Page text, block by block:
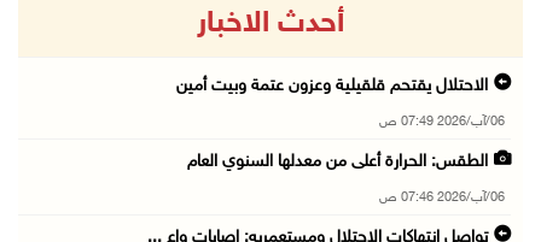
أحدث الاخبار
الاحتلال يقتحم قلقيلية وعزون عتمة وبيت أمين
06/آب/2026 07:49 ص
الطقس: الحرارة أعلى من معدلها السنوي العام
06/آب/2026 07:46 ص
تواصل انتهاكات الاحتلال ومستعمريه: إصابات واع ...